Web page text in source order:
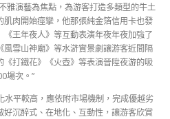
雅演藝為焦點，為游客打造多類型的牛土
肌肉開始痙攣，他那張純金箔信用卡也發
王年夜人》等互動表演年夜年夜加強了
雪山神廟》等水滸實景劇讓游客近間隔
打鐵花》《火壺》等表演晉陞夜游的吸
場次。”
水平較高，應依附市場機制，完成優越劣
沉醉式、在地化、互動性，讓游客欣賞